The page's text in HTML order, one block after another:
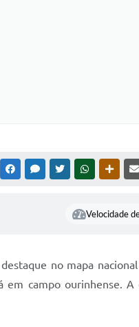
FACEBOOKMESSENGER
TWITTERWHATSAPP
Velocidade
no mapa
em campo ourinhense.